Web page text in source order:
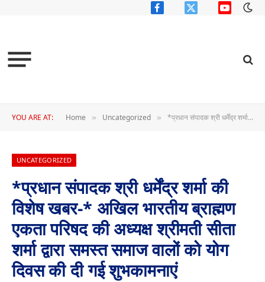
FacebookX
YouTube
YOU ARE AT: Home » Uncategorized » *प्रधान संपादक श्री धर्मेंद्र शर्मा की विशेष खबर-* अखिल भारतीय ब्राह्मण एकता परिषद की अध्यक्ष श्रीमती सीता शर्मा द्वारा समस्त समाज वालों को योग दिवस की दी गई शुभकामनाएं
UNCATEGORIZED
*प्रधान संपादक श्री धर्मेंद्र शर्मा की
विशेष खबर-* अखिल भारतीय ब्राह्मण
एकता परिषद की अध्यक्ष श्रीमती सीता
शर्मा द्वारा समस्त समाज वालों को योग
दिवस की दी गई शुभकामनाएं